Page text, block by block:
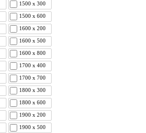
1500 x 300
1500 x 600
1600 x 200
1600 x 500
1600 x 800
1700 x 400
1700 x 700
1800 x 300
1800 x 600
1900 x 200
1900 x 500